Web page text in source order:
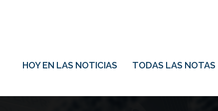
HOY EN LAS NOTICIAS TODAS LAS NOTAS